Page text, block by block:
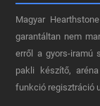
Magyar
garantáltan nem
erről a gyors-iramú
pakli készítő,
funkció regisztráció